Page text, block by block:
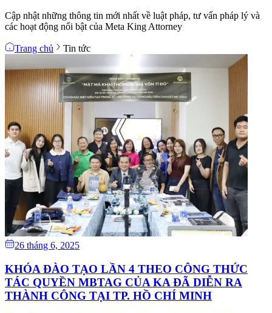
Cập nhật những thông tin mới nhất về luật pháp, tư vấn pháp lý và
các hoạt động nổi bật của Meta King Attorney
Trang chủ Tin tức
26 tháng 6, 2025
KHÓA ĐÀO TẠO LẦN 4 THEO CÔNG THỨC
TÁC QUYỀN MBTAG CỦA KA ĐÃ DIỄN RA
THÀNH CÔNG TẠI TP. HỒ CHÍ MINH